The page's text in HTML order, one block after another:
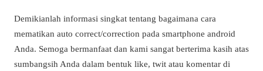
Demikianlah informasi singkat tentang bagaimana cara
mematikan auto correct/correction pada smartphone android
Anda. Semoga bermanfaat dan kami sangat berterima kasih atas
sumbangsih Anda dalam bentuk like, twit atau komentar di